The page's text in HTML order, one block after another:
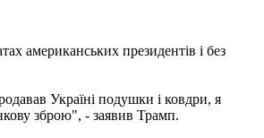
американських президентів і без
Україні подушки і ковдри, я
зброю", - заявив Трамп.